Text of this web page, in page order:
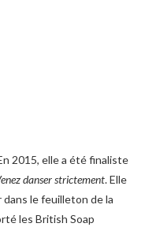
2015, elle a été finaliste
danser strictement. Elle
le feuilleton de la
les British Soap